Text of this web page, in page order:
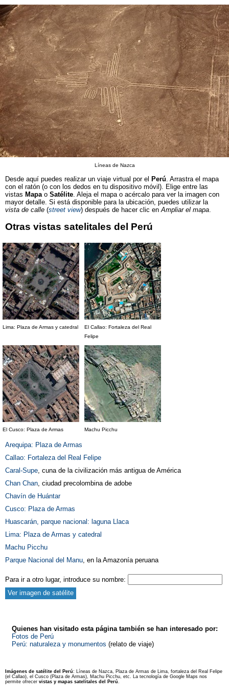
Líneas de Nazca
Desde aquí puedes realizar un viaje virtual por el Perú . Arrastra el mapa
con el ratón (o con los dedos en tu dispositivo móvil). Elige entre las
vistas Mapa o Satélite . Aleja el mapa o acércalo para ver la imagen con
mayor detalle. Si está disponible para la ubicación, puedes utilizar la
vista de calle (street view) después de hacer clic en Ampliar el mapa
Otras vistas satelitales del Perú
Lima: Plaza de Armas y catedral
El Callao: Fortaleza del Real
Felipe
El Cusco: Plaza de Armas Machu Picchu
Arequipa: Plaza de Armas
Callao: Fortaleza del Real Felipe
Caral-Supe , cuna de la civilización más antigua de América
Chan Chan , ciudad precolombina de adobe
Chavín de Huántar
Cusco: Plaza de Armas
Huascarán, parque nacional: laguna Llaca
Lima: Plaza de Armas y catedral
Machu Picchu
Parque Nacional del Manu , en la Amazonía peruana
Para ir a otro lugar, introduce su nombre:
Quienes han visitado esta página también se han interesado por:
Fotos de Perú
Perú: naturaleza y monumentos (relato de viaje)
Imágenes de satélite del Perú: Líneas de Nazca, Plaza de Armas de Lima, fortaleza del Real Felipe
(el Callao), el Cusco (Plaza de Armas), Machu Picchu, etc. La tecnología de Google Maps nos
permite ofrecer vistas y mapas satelitales del Perú